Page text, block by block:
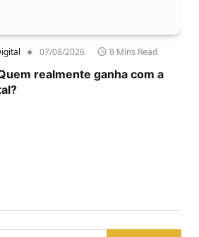
07/08/2026 8 Mins Read
realmente ganha com a